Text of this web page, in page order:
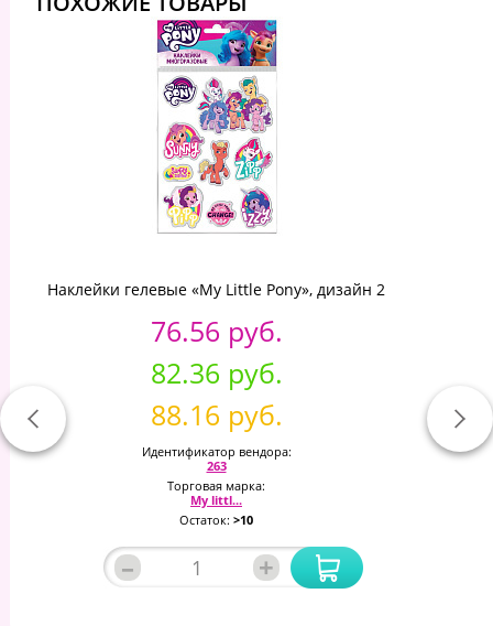
Наклейки гелевые «My Little Pony», дизайн 2
76.56 руб.
82.36 руб.
88.16 руб.
Идентификатор вендора:
263
Торговая марка:
My littl...
Остаток: >10
– +